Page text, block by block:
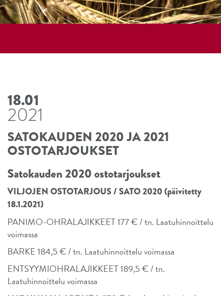
18.01
2021
SATOKAUDEN 2020 JA 2021
OSTOTARJOUKSET
Satokauden 2020 ostotarjoukset
VILJOJEN OSTOTARJOUS / SATO 2020 (päivitetty
18.1.2021)
PANIMO-OHRALAJIKKEET 177 € / tn. Laatuhinnoittelu
voimassa
BARKE 184,5 € / tn. Laatuhinnoittelu voimassa
ENTSYYMIOHRALAJIKKEET 189,5 € / tn.
Laatuhinnoittelu voimassa